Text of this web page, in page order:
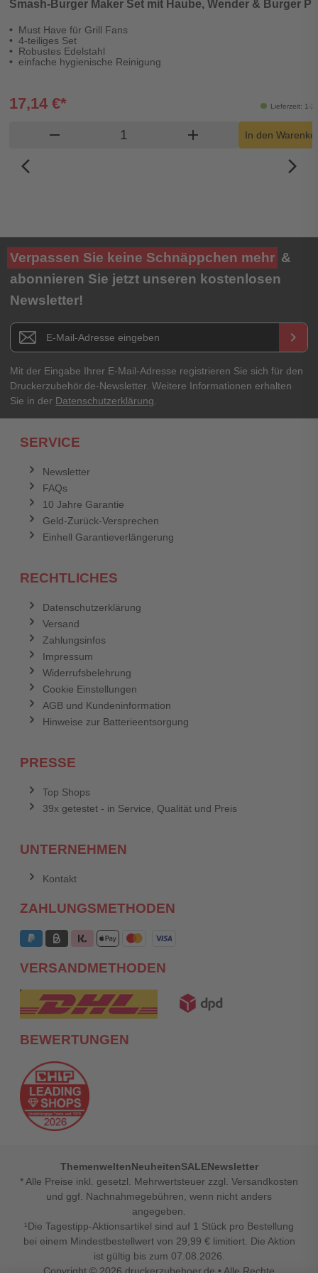
Smash-Burger Maker Set mit Haube, Wender & Burger
Must Have für Grill Fans
4-teiliges Set
Robustes Edelstahl
einfache hygienische Reinigung
Lieferzeit: 1-2
17,14 €*
remove Produkt Warenkorb Menge
add In den
arrow_back_ios_new arrow_forward_ios
Verpassen Sie keine Schnäppchen mehr &
abonnieren Sie jetzt unseren kostenlosen
Newsletter!
Newsletter E-Mail Adresse keyboard_arrow_right
Mit der Eingabe Ihrer E-Mail-Adresse registrieren Sie sich für den
Druckerzubehör.de-Newsletter. Weitere Informationen erhalten
Sie in der Datenschutzerklärung
SERVICE
Newsletter
FAQs
10 Jahre Garantie
Geld-Zurück-Versprechen
Einhell Garantieverlängerung
RECHTLICHES
Datenschutzerklärung
Versand
Zahlungsinfos
Impressum
Widerrufsbelehrung
Cookie Einstellungen
AGB und Kundeninformation
Hinweise zur Batterieentsorgung
PRESSE
Top Shops
39x getestet - in Service, Qualität und Preis
UNTERNEHMEN
Kontakt
ZAHLUNGSMETHODEN
VERSANDMETHODEN
BEWERTUNGEN
ThemenweltenNeuheitenSALENewsletter
* Alle Preise inkl. gesetzl. Mehrwertsteuer zzgl. Versandkosten
und ggf. Nachnahmegebühren, wenn nicht anders
angegeben.
¹Die Tagestipp-Aktionsartikel sind auf 1 Stück pro Bestellung
bei einem Mindestbestellwert von 29,99 € limitiert. Die Aktion
ist gültig bis zum 07.08.2026.